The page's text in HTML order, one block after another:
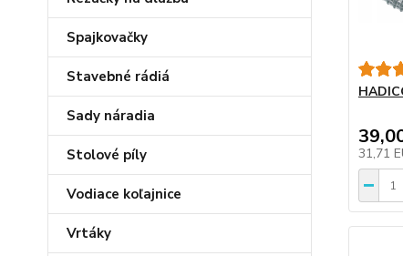
Spajkovačky
Stavebné rádiá
Sady náradia
Stolové píly
Vodiace koľajnice
Vrtáky
31,71